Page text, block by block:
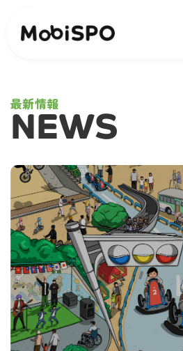
最新情報
NEWS